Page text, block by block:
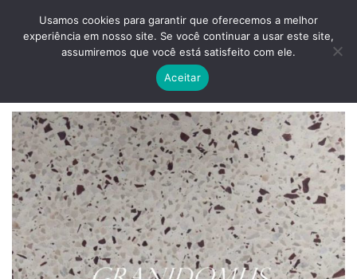
0
Usamos cookies para garantir que oferecemos a melhor
experiência em nosso site. Se você continuar a usar este site,
assumiremos que você está satisfeito com ele.
Aceitar